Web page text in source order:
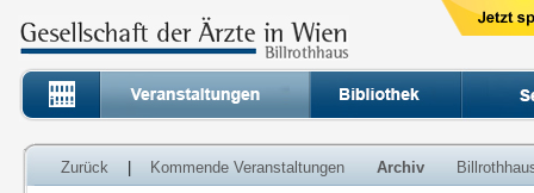
Zurück Kommende Veranstaltungen Archiv